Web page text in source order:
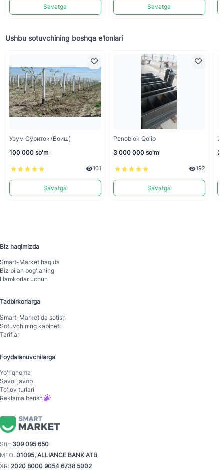
Savatga Savatga
Ushbu sotuvchining boshqa e'lonlari
Узум Сўриток (воиш)
100 000 so'm
101
Savatga
Penoblok Qolip
3 000 000 so'm
192
Savatga
2
Biz haqimizda
Smart-Mаrket haqida
Biz bilan bog'laning
Hamkorlar uchun
Tadbirkorlarga
Smart-Mаrket da sotish
Sotuvchining kabineti
Tariflar
Foydalanuvchilarga
Yo'riqnoma
Savol javob
To'lov turlari
Reklama berish
Stir: 309 095 650
MFO: 01095, ALLIANCE BANK ATB
XR: 2020 8000 9054 6738 5002